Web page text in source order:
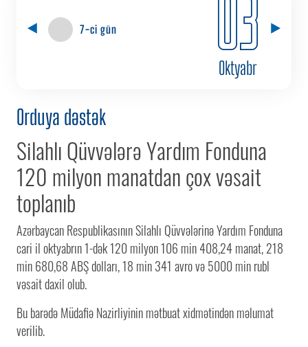
7-ci gün 03
Oktyabr
Orduya dəstək
Silahlı Qüvvələrə Yardım Fonduna
120 milyon manatdan çox vəsait
toplanıb
Azərbaycan Respublikasının Silahlı Qüvvələrinə Yardım Fonduna
cari il oktyabrın 1-dək 120 milyon 106 min 408,24 manat, 218
min 680,68 ABŞ dolları, 18 min 341 avro və 5000 min rubl
vəsait daxil olub.
Bu barədə Müdafiə Nazirliyinin mətbuat xidmətindən məlumat
verilib.